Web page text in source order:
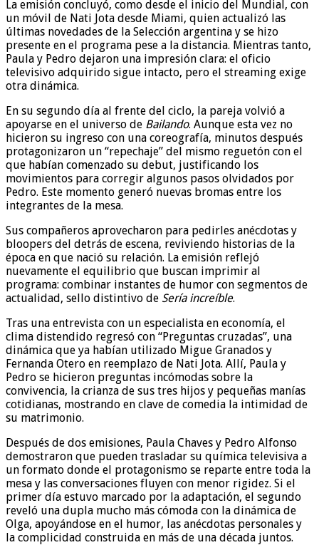
La emisión concluyó, como desde el inicio del Mundial, con
un móvil de Nati Jota desde Miami, quien actualizó las
últimas novedades de la Selección argentina y se hizo
presente en el programa pese a la distancia. Mientras tanto,
Paula y Pedro dejaron una impresión clara: el oficio
televisivo adquirido sigue intacto, pero el streaming exige
otra dinámica.
En su segundo día al frente del ciclo, la pareja volvió a
apoyarse en el universo de Bailando. Aunque esta vez no
hicieron su ingreso con una coreografía, minutos después
protagonizaron un “repechaje” del mismo reguetón con el
que habían comenzado su debut, justificando los
movimientos para corregir algunos pasos olvidados por
Pedro. Este momento generó nuevas bromas entre los
integrantes de la mesa.
Sus compañeros aprovecharon para pedirles anécdotas y
bloopers del detrás de escena, reviviendo historias de la
época en que nació su relación. La emisión reflejó
nuevamente el equilibrio que buscan imprimir al
programa: combinar instantes de humor con segmentos de
actualidad, sello distintivo de Sería increíble.
Tras una entrevista con un especialista en economía, el
clima distendido regresó con “Preguntas cruzadas”, una
dinámica que ya habían utilizado Migue Granados y
Fernanda Otero en reemplazo de Nati Jota. Allí, Paula y
Pedro se hicieron preguntas incómodas sobre la
convivencia, la crianza de sus tres hijos y pequeñas manías
cotidianas, mostrando en clave de comedia la intimidad de
su matrimonio.
Después de dos emisiones, Paula Chaves y Pedro Alfonso
demostraron que pueden trasladar su química televisiva a
un formato donde el protagonismo se reparte entre toda la
mesa y las conversaciones fluyen con menor rigidez. Si el
primer día estuvo marcado por la adaptación, el segundo
reveló una dupla mucho más cómoda con la dinámica de
Olga, apoyándose en el humor, las anécdotas personales y
la complicidad construida en más de una década juntos.